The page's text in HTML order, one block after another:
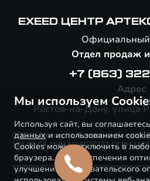
EXEED ЦЕНТР
Отдел продаж
+7 (863)
Адрес
Ростов-на-Дону, улица
ООО "К-Моторс", г. Ростов-на-Дону, ул.
320-09-54, ИНН 6166078330, ОГРН
Мы используем
Используя сайт, вы
данныхи использованием
Cookies можно отключить в
браузера. Для обеспечения
улучшения пользовательского